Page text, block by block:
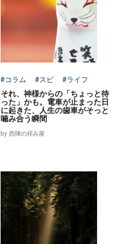
#コラム #スピ #ライフ
それ、神様からの「ちょっと待
った」かも。電車が止まった日
に起きた、人生の歯車がそっと
噛み合う瞬間
by 西陣の拝み屋